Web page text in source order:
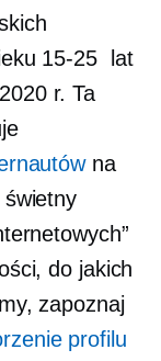
15-25
lat
r. Ta
na
do jakich
zapoznaj
profilu